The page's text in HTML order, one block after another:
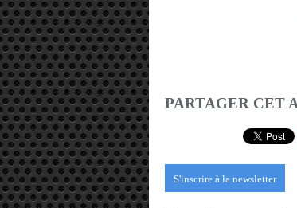
PARTAGER CET
S'inscrire à la newsletter